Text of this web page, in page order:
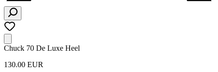
Chuck 70 De Luxe Heel
130.00 EUR